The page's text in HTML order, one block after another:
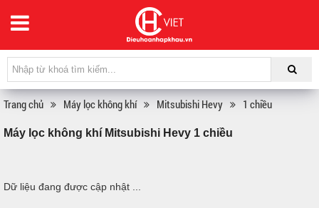
Trang chủ Máy lọc không khí Mitsubishi Hevy 1 chiều
Máy lọc không khí Mitsubishi Hevy 1 chiều
Dữ liệu đang được cập nhật ...